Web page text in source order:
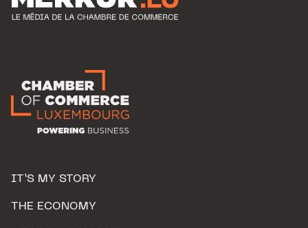
IT’S MY STORY
THE ECONOMY